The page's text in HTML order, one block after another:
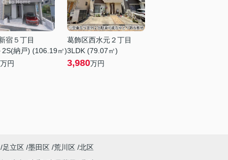
宿５丁目
2S(納戸) (106.19㎡)
万円
葛飾区西水元２丁目
3LDK (79.07㎡)
3,980万円
足立区 墨田区 荒川区 北区